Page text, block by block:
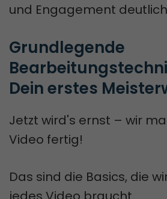
und Engagement
Grundlegende
Dein erstes
Jetzt wird's ernst – wir
Video fertig!
Das sind die Basics, die